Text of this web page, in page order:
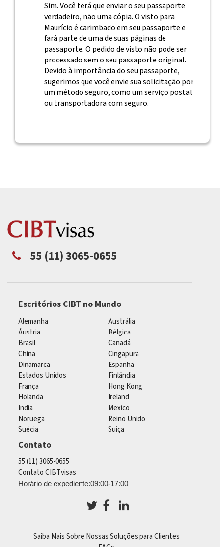
Sim. Você terá que enviar o seu passaporte
verdadeiro, não uma cópia. O visto para
Maurício é carimbado em seu passaporte e
fará parte de uma de suas páginas de
passaporte. O pedido de visto não pode ser
processado sem o seu passaporte original.
Devido à importância do seu passaporte,
sugerimos que você envie sua solicitação por
um método seguro, como um serviço postal
ou transportadora com seguro.
55 (11) 3065-0655
Escritórios CIBT no Mundo
Alemanha
Austrália
Áustria
Bélgica
Brasil
Canadá
China
Cingapura
Dinamarca
Espanha
Estados Unidos
Finlândia
França
Hong Kong
Holanda
Ireland
India
Mexico
Noruega
Reino Unido
Suécia
Suíça
Contato
55 (11) 3065-0655
Contato CIBTvisas
Horário de expediente:09:00-17:00
Saiba Mais Sobre Nossas Soluções para Clientes